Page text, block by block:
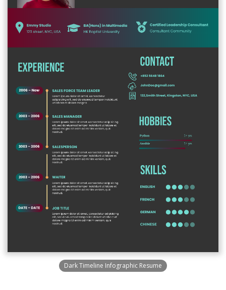
Dark Timeline Infographic Resume